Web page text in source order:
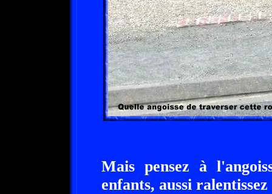
Mais pensez à
enfants, aussi